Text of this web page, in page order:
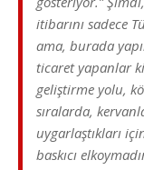
itibarını sadece
ama, burada
ticaret yapanlar
geliştirme yolu,
sıralarda,
uygarlaştıkları
baskıcı